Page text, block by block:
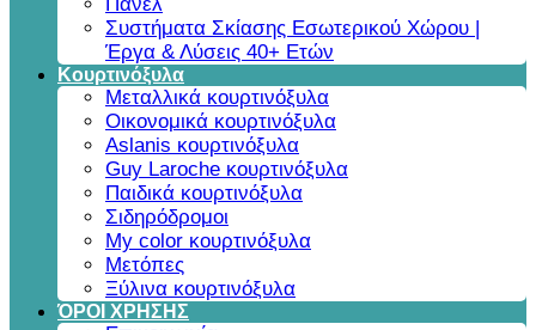
Συστήματα Σκίασης Εσωτερικού Χώρου |
Έργα & Λύσεις 40+ Ετών
Κουρτινόξυλα
Μεταλλικά κουρτινόξυλα
Οικονομικά κουρτινόξυλα
Aslanis κουρτινόξυλα
Guy Laroche κουρτινόξυλα
Παιδικά κουρτινόξυλα
Σιδηρόδρομοι
My color κουρτινόξυλα
Μετόπες
Ξύλινα κουρτινόξυλα
ΌΡΟΙ ΧΡΗΣΗΣ